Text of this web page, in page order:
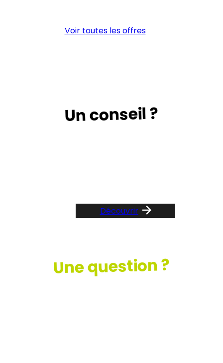
Voir toutes les offres
Un conseil ?
Découvrir
Une question ?